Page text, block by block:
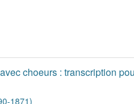
choeurs : transcription
1871)